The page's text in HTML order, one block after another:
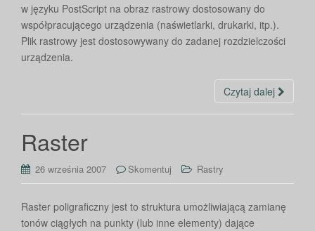
w języku PostScript na obraz rastrowy dostosowany do
współpracującego urządzenia (naświetlarki, drukarki, itp.).
Plik rastrowy jest dostosowywany do zadanej rozdzielczości
urządzenia.
Czytaj dalej
Raster
26 września 2007 Skomentuj Rastry
Raster poligraficzny jest to struktura umożliwiającą zamianę
tonów ciągłych na punkty (lub inne elementy) dające